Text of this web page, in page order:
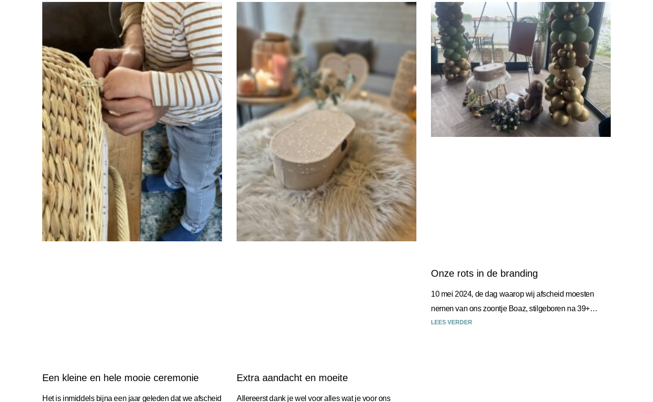
Een kleine en hele mooie ceremonie
Het is inmiddels bijna een jaar geleden dat we afscheid
Extra aandacht en moeite
Allereerst dank je wel voor alles wat je voor ons
Onze rots in de branding
10 mei 2024, de dag waarop wij afscheid moesten
nemen van ons zoontje Boaz, stilgeboren na 39+
weken. Desley was in dit proces onze rots
LEES VERDER